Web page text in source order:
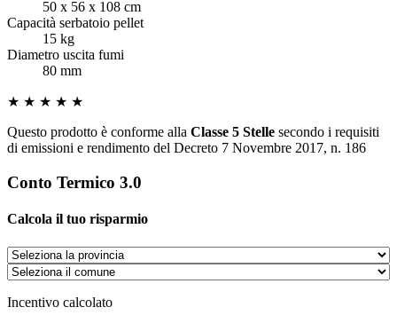
50 x 56 x 108 cm
Capacità serbatoio pellet
15 kg
Diametro uscita fumi
80 mm
★ ★ ★ ★ ★
Questo prodotto è conforme alla Classe 5 Stelle secondo i requisiti
di emissioni e rendimento del Decreto 7 Novembre 2017, n. 186
Conto Termico 3.0
Calcola il tuo risparmio
Incentivo calcolato